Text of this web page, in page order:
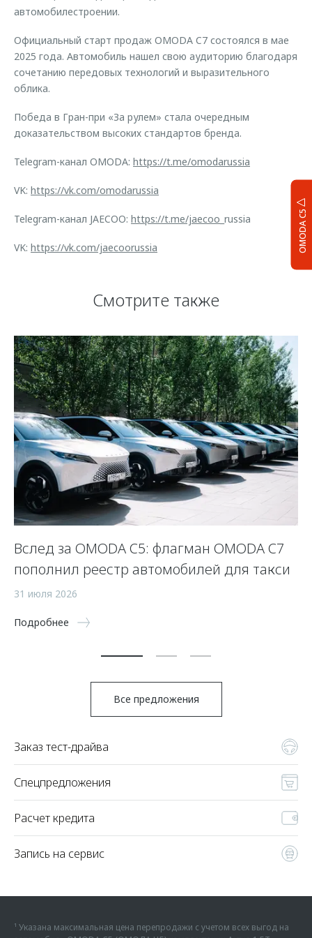
OMODA C5
автомобилестроении.
Официальный старт продаж OMODA C7 состоялся в мае
2025 года. Автомобиль нашел свою аудиторию благодаря
сочетанию передовых технологий и выразительного
облика.
Победа в Гран-при «За рулем» стала очередным
доказательством высоких стандартов бренда.
Telegram-канал OMODA: https://t.me/omodarussia
VK: https://vk.com/omodarussia
Telegram-канал JAECOO: https://t.me/jaecoo _russia
VK: https://vk.com/jaecoorussia
Смотрите также
Вслед за OMODA C5: флагман OMODA C7
пополнил реестр автомобилей для такси
31 июля 2026
Подробнее
Все предложения
Заказ тест-драйва
Спецпредложения
Расчет кредита
Запись на сервис
¹ Указана максимальная цена перепродажи с учетом всех выгод на